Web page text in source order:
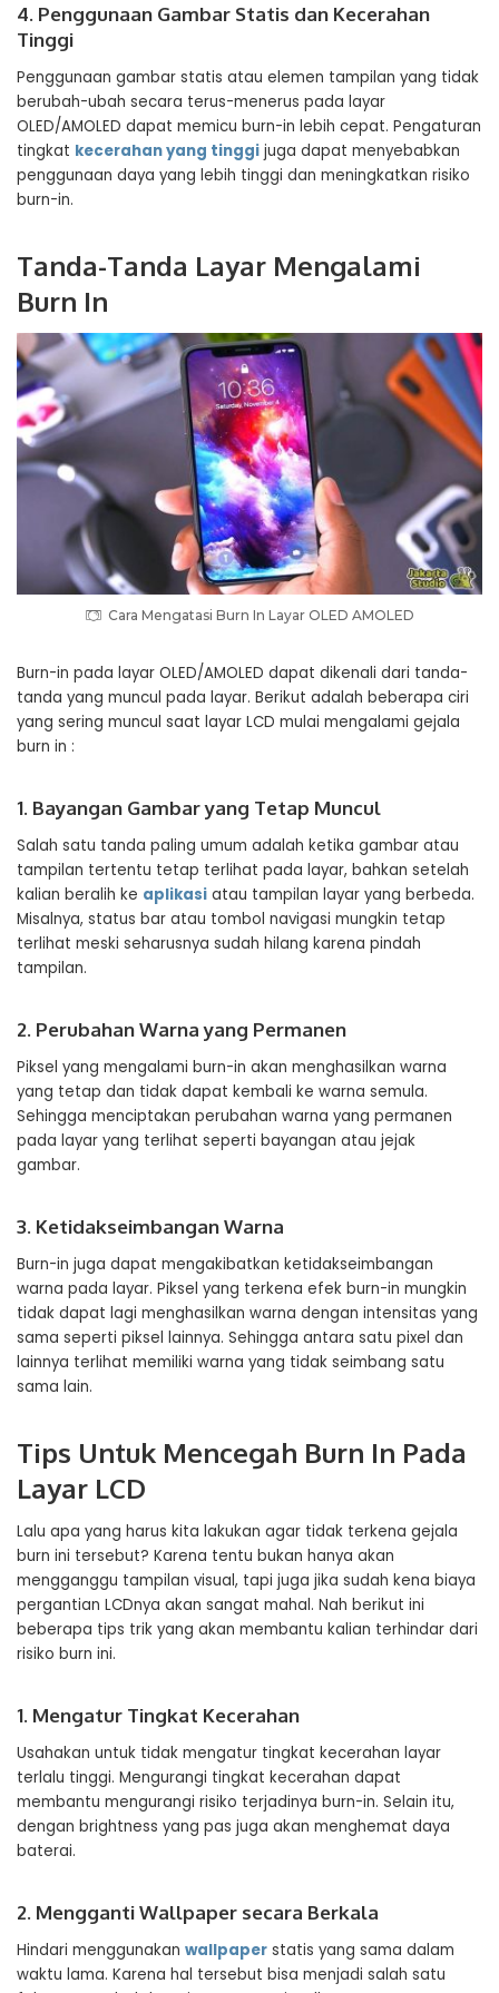
4. Penggunaan Gambar Statis dan Kecerahan
Tinggi
Penggunaan gambar statis atau elemen tampilan yang tidak
berubah-ubah secara terus-menerus pada layar
OLED/AMOLED dapat memicu burn-in lebih cepat. Pengaturan
tingkat kecerahan yang tinggi juga dapat menyebabkan
penggunaan daya yang lebih tinggi dan meningkatkan risiko
burn-in.
Tanda-Tanda Layar Mengalami
Burn In
Cara Mengatasi Burn In Layar OLED AMOLED
Burn-in pada layar OLED/AMOLED dapat dikenali dari tanda-
tanda yang muncul pada layar. Berikut adalah beberapa ciri
yang sering muncul saat layar LCD mulai mengalami gejala
burn in :
1. Bayangan Gambar yang Tetap Muncul
Salah satu tanda paling umum adalah ketika gambar atau
tampilan tertentu tetap terlihat pada layar, bahkan setelah
kalian beralih ke aplikasi atau tampilan layar yang berbeda.
Misalnya, status bar atau tombol navigasi mungkin tetap
terlihat meski seharusnya sudah hilang karena pindah
tampilan.
2. Perubahan Warna yang Permanen
Piksel yang mengalami burn-in akan menghasilkan warna
yang tetap dan tidak dapat kembali ke warna semula.
Sehingga menciptakan perubahan warna yang permanen
pada layar yang terlihat seperti bayangan atau jejak
gambar.
3. Ketidakseimbangan Warna
Burn-in juga dapat mengakibatkan ketidakseimbangan
warna pada layar. Piksel yang terkena efek burn-in mungkin
tidak dapat lagi menghasilkan warna dengan intensitas yang
sama seperti piksel lainnya. Sehingga antara satu pixel dan
lainnya terlihat memiliki warna yang tidak seimbang satu
sama lain.
Tips Untuk Mencegah Burn In Pada
Layar LCD
Lalu apa yang harus kita lakukan agar tidak terkena gejala
burn ini tersebut? Karena tentu bukan hanya akan
mengganggu tampilan visual, tapi juga jika sudah kena biaya
pergantian LCDnya akan sangat mahal. Nah berikut ini
beberapa tips trik yang akan membantu kalian terhindar dari
risiko burn ini.
1. Mengatur Tingkat Kecerahan
Usahakan untuk tidak mengatur tingkat kecerahan layar
terlalu tinggi. Mengurangi tingkat kecerahan dapat
membantu mengurangi risiko terjadinya burn-in. Selain itu,
dengan brightness yang pas juga akan menghemat daya
baterai.
2. Mengganti Wallpaper secara Berkala
Hindari menggunakan wallpaper statis yang sama dalam
waktu lama. Karena hal tersebut bisa menjadi salah satu